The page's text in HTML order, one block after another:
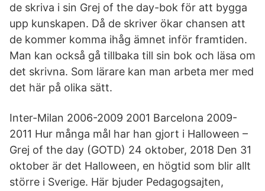
de skriva i sin Grej of the day-bok för att bygga
upp kunskapen. Då de skriver ökar chansen att
de kommer komma ihåg ämnet inför framtiden.
Man kan också gå tillbaka till sin bok och läsa om
det skrivna. Som lärare kan man arbeta mer med
det här på olika sätt.
Inter-Milan 2006-2009 2001 Barcelona 2009-
2011 Hur många mål har han gjort i Halloween –
Grej of the day (GOTD) 24 oktober, 2018 Den 31
oktober är det Halloween, en högtid som blir allt
större i Sverige. Här bjuder Pedagogsajten,